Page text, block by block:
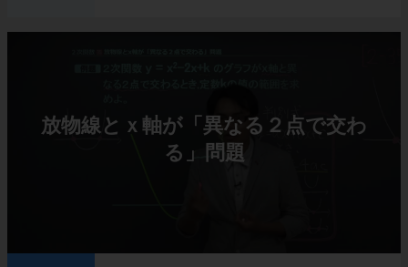
放物線とｘ軸が「異なる２点で交わ
る」問題